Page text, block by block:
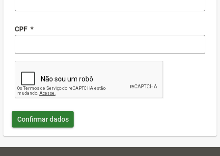
CPF *
Confirmar dados